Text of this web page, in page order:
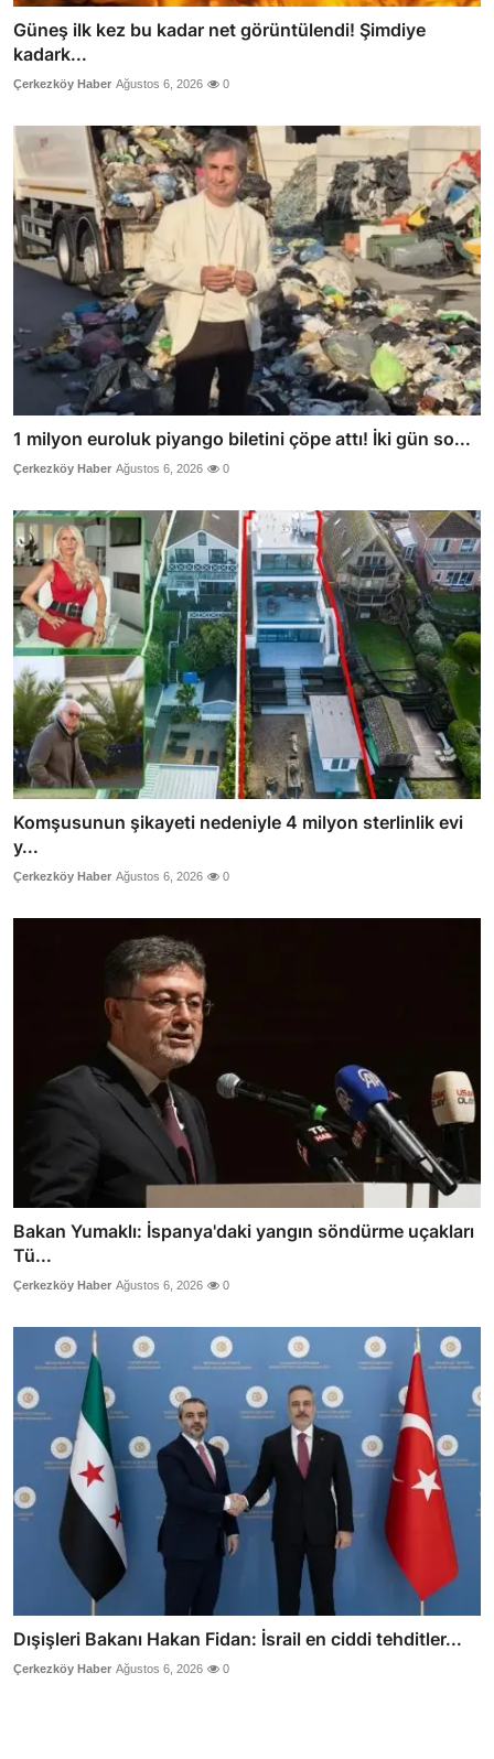
Güneş ilk kez bu kadar net görüntülendi! Şimdiye
kadark...
Çerkezköy Haber Ağustos 6, 2026 0
1 milyon euroluk piyango biletini çöpe attı! İki gün so...
Çerkezköy Haber Ağustos 6, 2026 0
Komşusunun şikayeti nedeniyle 4 milyon sterlinlik evi
y...
Çerkezköy Haber Ağustos 6, 2026 0
Bakan Yumaklı: İspanya'daki yangın söndürme uçakları
Tü...
Çerkezköy Haber Ağustos 6, 2026 0
Dışişleri Bakanı Hakan Fidan: İsrail en ciddi tehditler...
Çerkezköy Haber Ağustos 6, 2026 0